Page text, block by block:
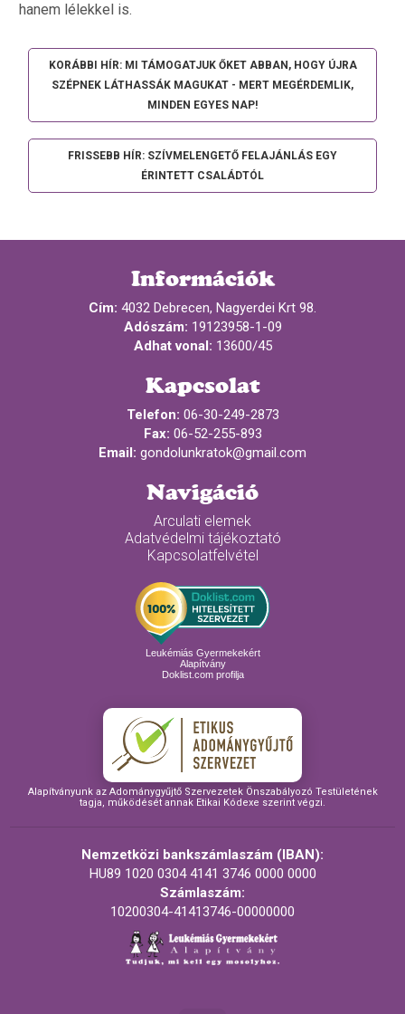
hanem lélekkel is.
KORÁBBI HÍR: MI TÁMOGATJUK ŐKET ABBAN, HOGY ÚJRA
SZÉPNEK LÁTHASSÁK MAGUKAT - MERT MEGÉRDEMLIK,
MINDEN EGYES NAP!
FRISSEBB HÍR: SZÍVMELENGETŐ FELAJÁNLÁS EGY
ÉRINTETT CSALÁDTÓL
Információk
Cím: 4032 Debrecen, Nagyerdei Krt 98.
Adószám: 19123958-1-09
Adhat vonal: 13600/45
Kapcsolat
Telefon: 06-30-249-2873
Fax: 06-52-255-893
Email: gondolunkratok@gmail.com
Navigáció
Arculati elemek
Adatvédelmi tájékoztató
Kapcsolatfelvétel
Leukémiás Gyermekekért
Alapítvány
Doklist.com profilja
Alapítványunk az Adománygyűjtő Szervezetek Önszabályozó Testületének
tagja, működését annak Etikai Kódexe szerint végzi.
Nemzetközi bankszámlaszám (IBAN):
HU89 1020 0304 4141 3746 0000 0000
Számlaszám:
10200304-41413746-00000000